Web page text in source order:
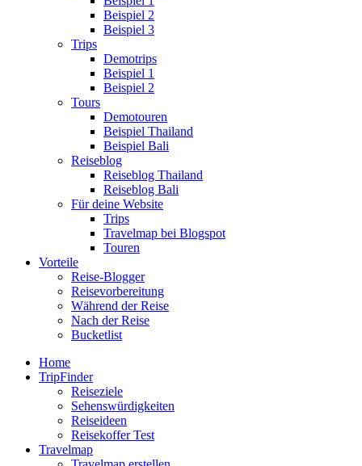
Beispiel 2
Beispiel 3
Trips
Demotrips
Beispiel 1
Beispiel 2
Tours
Demotouren
Beispiel Thailand
Beispiel Bali
Reiseblog
Reiseblog Thailand
Reiseblog Bali
Für deine Website
Trips
Travelmap bei Blogspot
Touren
Vorteile
Reise-Blogger
Reisevorbereitung
Während der Reise
Nach der Reise
Bucketlist
Home
TripFinder
Reiseziele
Sehenswürdigkeiten
Reiseideen
Reisekoffer Test
Travelmap